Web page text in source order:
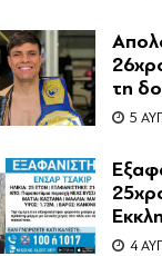
τη
είχε
5
4